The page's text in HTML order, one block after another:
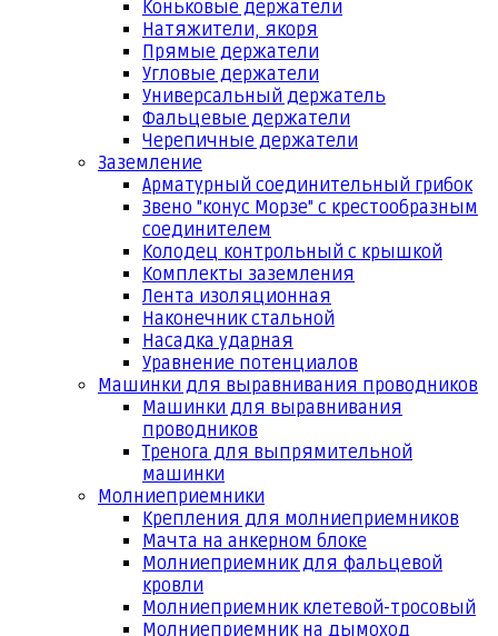
Коньковые держатели
Натяжители, якоря
Прямые держатели
Угловые держатели
Универсальный держатель
Фальцевые держатели
Черепичные держатели
Заземление
Арматурный соединительный грибок
Звено "конус Морзе" с крестообразным
соединителем
Колодец контрольный с крышкой
Комплекты заземления
Лента изоляционная
Наконечник стальной
Насадка ударная
Уравнение потенциалов
Машинки для выравнивания проводников
Машинки для выравнивания
проводников
Тренога для выпрямительной
машинки
Молниеприемники
Крепления для молниеприемников
Мачта на анкерном блоке
Молниеприемник для фальцевой
кровли
Молниеприемник клетевой-тросовый
Молниеприемник на дымоход